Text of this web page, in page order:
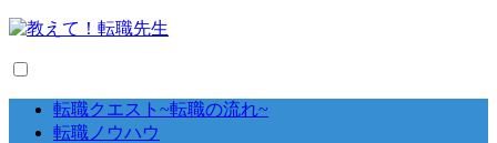
転職クエスト~転職の流れ~
転職ノウハウ